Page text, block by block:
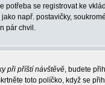
potřeba se registrovat ke
např. postavičky,
pár chvil.
při příští návštěvě, budete
toto políčko, když se